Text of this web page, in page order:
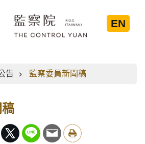
EN
告 監察委員新聞稿